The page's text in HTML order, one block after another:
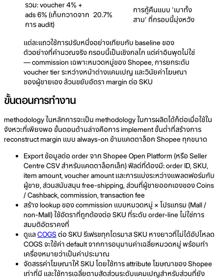
รวม: voucher 4% +
ads 6% (เก็บกวาดจาก
การ audit)
20.7%
การกู้คืนแบบ 'เบาทั้ง
สาม' ที่กรอบนี้มุ่งหวัง
แต่ละแถวใช้การปรับหนึ่งอย่างเทียบกับ baseline ของ
ตัวอย่างที่คำนวณจริง กรอบนี้เป็นเชิงกลไก แต่ค่าอินพุตไม่ใช่
— commission เฉพาะหมวดหมู่ของ Shopee, การยกระดับ
voucher tier ระหว่างหน้าต่างแคมเปญ และวินัยค่าโฆษณา
ของผู้ขายเอง ล้วนขยับอัตรา margin ต่อ SKU
ขั้นตอนการทำงาน
methodology ในหลักการจะเป็น methodology ในการผลิตได้ก็ต่อเมื่อใช้ใน
จังหวะที่เพียงพอ ขั้นตอนด้านล่างคือการ implement ขั้นต่ำที่สร้างการ
reconstruct margin แบบ always-on ข้ามแคตตาล็อก Shopee ทุกขนาด
Export ข้อมูลต่อ order จาก Shopee Open Platform (หรือ Seller
Centre CSV สำหรับแคตตาล็อกเล็ก) ฟิลด์ที่ต้องมี: order ID, SKU,
item amount, voucher amount และการแบ่งระหว่างแพลตฟอร์มกับ
ผู้ขาย, ส่วนสนับสนุน free-shipping, ส่วนที่ผู้ขายออกเองของ Coins
/ Cashback, commission, transaction fee
สร้าง lookup ของ commission แบบหมวดหมู่ × โปรแกรม (Mall /
non-Mall) ใช้อัตราที่ถูกต้องต่อ SKU ที่ระดับ order-line ไม่ใช่การ
สมมติอัตราคงที่
ดูแลCOGSต่อ SKU รีเฟรชทุกไตรมาส SKU หางยาวที่ไม่ได้อัปโหลด
COGS จะใช้ค่า default จากการอนุมานค่าเฉลี่ยหมวดหมู่ พร้อมทำ
เครื่องหมายว่าเป็นค่าประมาณ
จัดสรรค่าโฆษณาให้ SKU โดยใช้การ attribute โฆษณาของ Shopee
เท่าที่มี และใช้การเฉลี่ยตามสัดส่วนระดับแคมเปญสำหรับส่วนที่ยัง